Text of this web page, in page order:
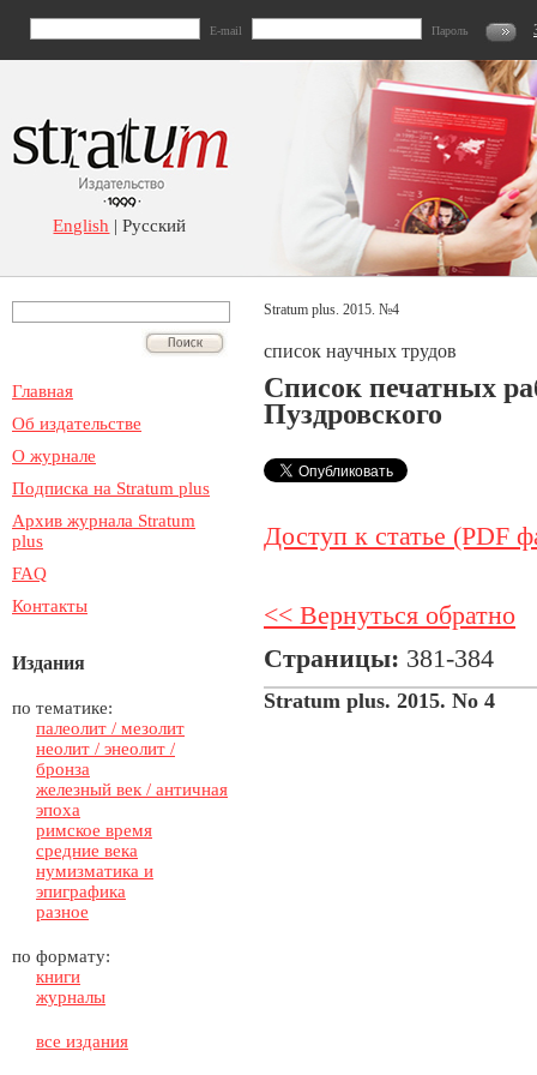
E-mail Пароль
English | Русский
Главная
Об издательстве
О журнале
Подписка на Stratum plus
Архив журнала Stratum
plus
FAQ
Контакты
Издания
по тематике:
палеолит / мезолит
неолит / энеолит /
бронза
железный век / античная
эпоха
римское время
средние века
нумизматика и
эпиграфика
разное
по формату:
книги
журналы
все издания
Stratum plus. 2015. №4
список научных трудов
Список печатных
Пуздровского
Доступ к статье (PDF
<< Вернуться обратно
Страницы: 381-384
Stratum plus. 2015. No 4